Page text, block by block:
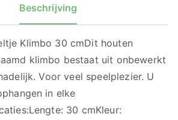
Beschrijving
Klimbo 30 cmDit houten
klimbo bestaat uit onbewerkt
Voor veel speelplezier. U
in elke
30 cmKleur: